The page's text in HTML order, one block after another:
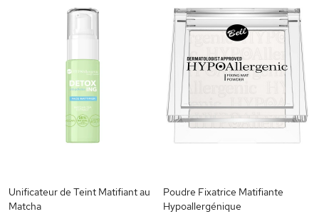
Unificateur de Teint Matifiant au
Matcha
Poudre Fixatrice Matifiante
Hypoallergénique